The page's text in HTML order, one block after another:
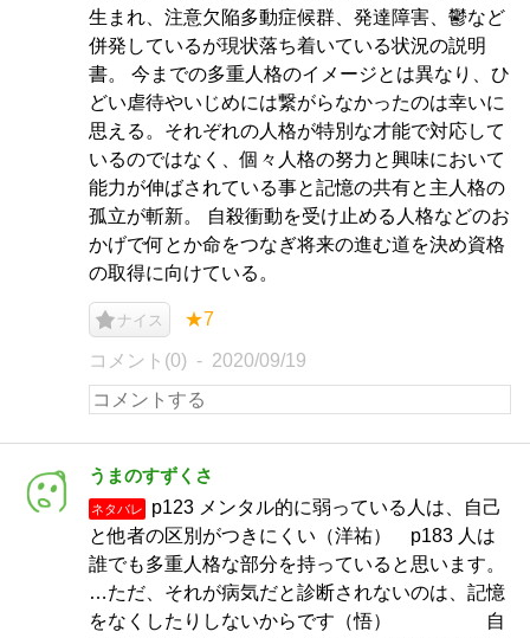
生まれ、注意欠陥多動症候群、発達障害、鬱など
併発しているが現状落ち着いている状況の説明
書。 今までの多重人格のイメージとは異なり、ひ
どい虐待やいじめには繋がらなかったのは幸いに
思える。それぞれの人格が特別な才能で対応して
いるのではなく、個々人格の努力と興味において
能力が伸ばされている事と記憶の共有と主人格の
孤立が斬新。 自殺衝動を受け止める人格などのお
かげで何とか命をつなぎ将来の進む道を決め資格
の取得に向けている。
ナイス ★7
コメント(0) 2020/09/19
うまのすずくさ
ネタバレ
p123 メンタル的に弱っている人は、自己
と他者の区別がつきにくい（洋祐） p183 人は
誰でも多重人格な部分を持っていると思います。
…ただ、それが病気だと診断されないのは、記憶
をなくしたりしないからです（悟） 自